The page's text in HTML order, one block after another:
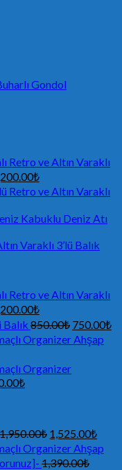
Gondol
Retro ve Altın Varaklı
₺
Retro ve Altın Varaklı
Kabuklu Deniz Atı
Varaklı 3’lü Balık
Retro ve Altın Varaklı
₺
Balık 850.00₺ 750.00₺
Organizer Ahşap
Organizer
₺
1,950.00₺ 1,525.00₺
Organizer Ahşap
1,390.00₺